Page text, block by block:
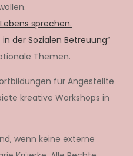
sprechen.
der Sozialen Betreuung“
Themen.
für Angestellte
kreative Workshops in
wenn keine externe